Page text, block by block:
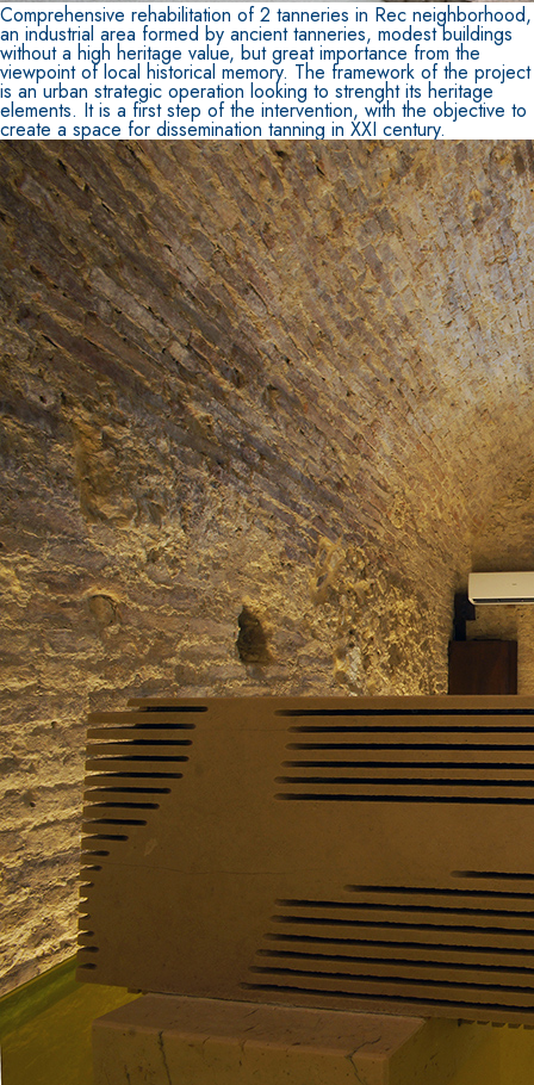
Comprehensive rehabilitation of 2 tanneries in Rec neighborhood,
an industrial area formed by ancient tanneries, modest buildings
without a high heritage value, but great importance from the
viewpoint of local historical memory. The framework of the project
is an urban strategic operation looking to strenght its heritage
elements. It is a first step of the intervention, with the objective to
create a space for dissemination tanning in XXI century.
Sistema INTONACATURA E COSTRUZIONE
PRODOTTI A BASE CALCE AEREA
KB 13 EVOLUTION
Intonaco di fondo bianco fibrorinforzato a base
aerea, per interni ed esterni